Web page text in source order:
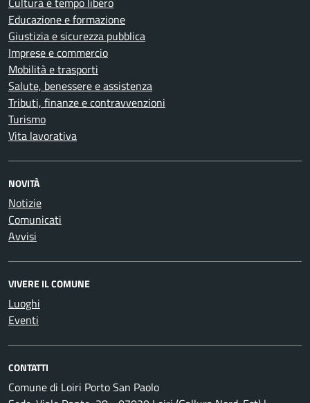
Educazione e formazione
Giustizia e sicurezza pubblica
Imprese e commercio
Mobilità e trasporti
Salute, benessere e assistenza
Tributi, finanze e contravvenzioni
Turismo
Vita lavorativa
NOVITÀ
Notizie
Comunicati
Avvisi
VIVERE IL COMUNE
Luoghi
Eventi
CONTATTI
Comune di Loiri Porto San Paolo